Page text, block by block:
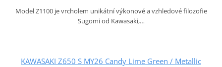
Model Z1100 je vrcholem unikátní výkonové a vzhledové filozofie
Sugomi od Kawasaki,…
KAWASAKI Z650 S MY26 Candy Lime Green / Metallic